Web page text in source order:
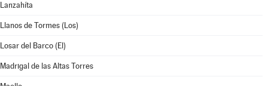
Lanzahíta
Llanos de Tormes (Los)
Losar del Barco (El)
Madrigal de las Altas Torres